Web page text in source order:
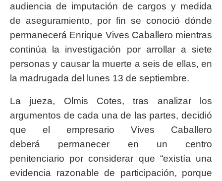
audiencia de imputación de cargos y medida
de aseguramiento, por fin se conoció dónde
permanecerá Enrique Vives Caballero mientras
continúa la investigación por arrollar a siete
personas y causar la muerte a seis de ellas, en
la madrugada del lunes 13 de septiembre.
La jueza, Olmis Cotes, tras analizar los
argumentos de cada una de las partes, decidió
que el empresario Vives Caballero
deberá permanecer en un centro
penitenciario por considerar que “existía una
evidencia razonable de participación, porque